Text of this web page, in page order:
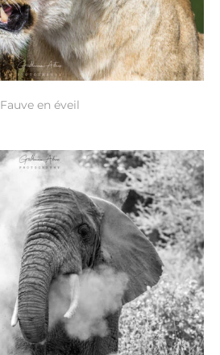
Fauve en éveil